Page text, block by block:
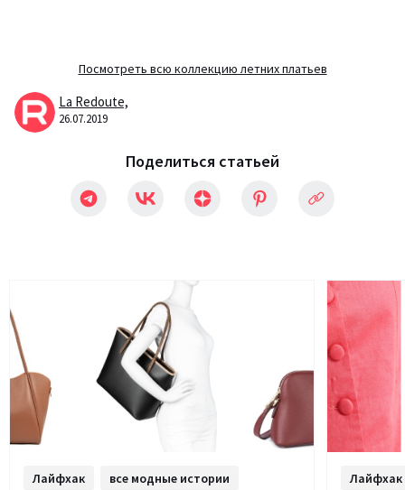
Посмотреть всю коллекцию летних платьев
La Redoute,
26.07.2019
Поделиться статьей
Лайфхак все модные истории Лайфхак